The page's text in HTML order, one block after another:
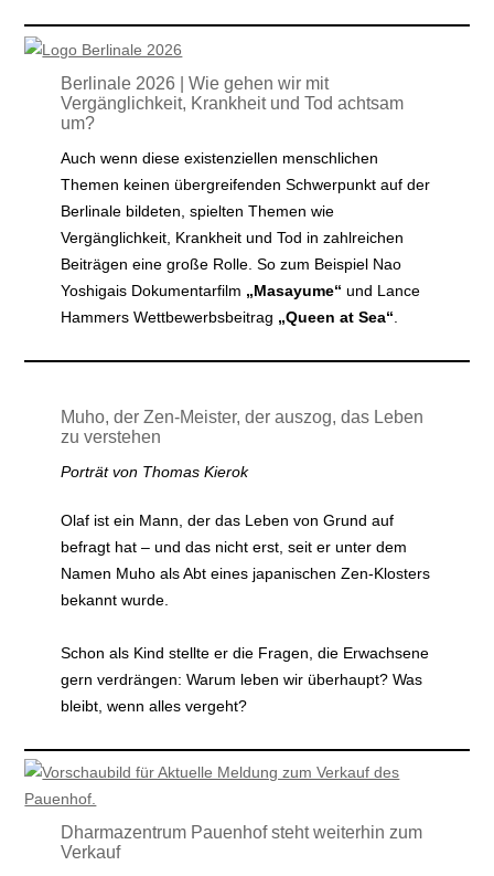
Berlinale 2026 | Wie gehen wir mit
Vergänglichkeit, Krankheit und Tod achtsam
um?
Auch wenn diese existenziellen menschlichen
Themen keinen übergreifenden Schwerpunkt auf der
Berlinale bildeten, spielten Themen wie
Vergänglichkeit, Krankheit und Tod in zahlreichen
Beiträgen eine große Rolle. So zum Beispiel Nao
Yoshigais Dokumentarfilm „Masayume“ und Lance
Hammers Wettbewerbsbeitrag „Queen at Sea“
Muho, der Zen-Meister, der auszog, das Leben
zu verstehen
Porträt von Thomas Kierok
Olaf ist ein Mann, der das Leben von Grund auf
befragt hat – und das nicht erst, seit er unter dem
Namen Muho als Abt eines japanischen Zen-Klosters
bekannt wurde.
Schon als Kind stellte er die Fragen, die Erwachsene
gern verdrängen: Warum leben wir überhaupt? Was
bleibt, wenn alles vergeht?
Dharmazentrum Pauenhof steht weiterhin zum
Verkauf